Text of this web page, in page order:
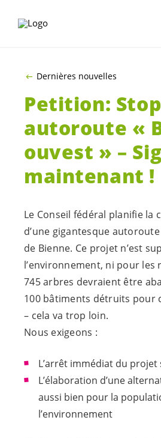
Dernières nouvelles
Petition:
autoroute «
ouvest » –
maintenant !
Le Conseil fédéral planifie la
d’une gigantesque
de Bienne. Ce projet n’est
l’environnement, ni pour les
745 arbres devraient être
100 bâtiments détruits pour
– cela va trop loin.
Nous exigeons :
L’arrêt immédiat du
L’élaboration d’une
aussi bien pour la
l’environnement